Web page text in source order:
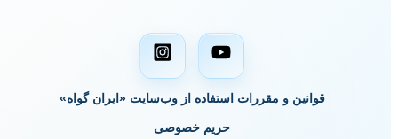
قوانین و مقررات استفاده از وب‌سایت «ایران گواه»
حریم خصوصی